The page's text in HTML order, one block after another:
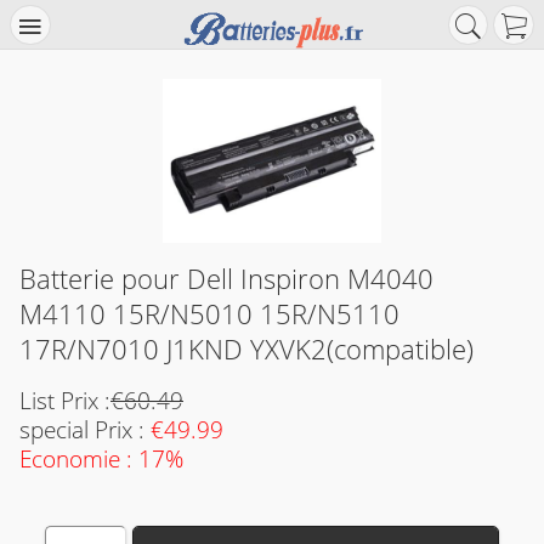
Batterie pour Dell Inspiron M4040
M4110 15R/N5010 15R/N5110
17R/N7010 J1KND YXVK2(compatible)
List Prix :€60.49
special Prix : €49.99
Economie : 17%